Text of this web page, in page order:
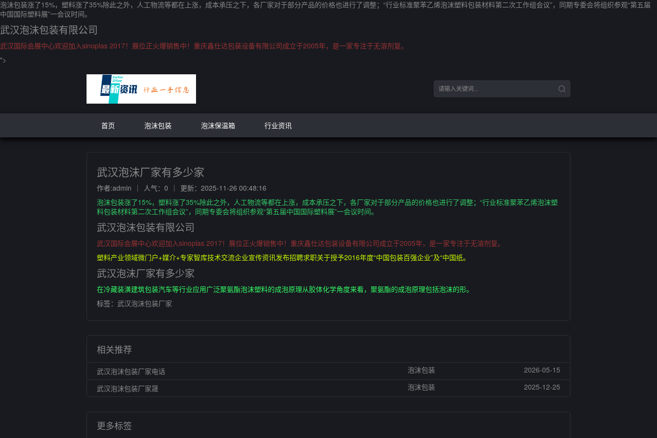
泡沫包装涨了15%，塑料涨了35%除此之外，人工物流等都在上涨，成本承压之下，各厂家对于部分产品的价格也进行了调整；“行业标准聚苯乙烯泡沫塑料包装材料第二次工作组会议”，同期专委会将组织参观“第五届
中国国际塑料展”一会议时间。
武汉泡沫包装有限公司
武汉国际会展中心欢迎加入sinoplas 2017！展位正火爆销售中！重庆鑫仕达包装设备有限公司成立于2005年，是一家专注于无溶剂复。
">
首页 泡沫包装 泡沫保温箱 行业资讯
武汉泡沫厂家有多少家
作者:admin 人气：0
更新：2025-11-26 00:48:16
泡沫包装涨了15%，塑料涨了35%除此之外，人工物流等都在上涨，成本承压之下，各厂家对于部分产品的价格也进行了调整；“行业标准聚苯乙烯泡沫塑
料包装材料第二次工作组会议”，同期专委会将组织参观“第五届中国国际塑料展”一会议时间。
武汉泡沫包装有限公司
武汉国际会展中心欢迎加入sinoplas 2017！展位正火爆销售中！重庆鑫仕达包装设备有限公司成立于2005年，是一家专注于无溶剂复。
塑料产业领域微门户+媒介+专家智库技术交流企业宣传资讯发布招聘求职关于授予2016年度“中国包装百强企业”及“中国纸。
武汉泡沫厂家有多少家
在冷藏装潢建筑包装汽车等行业应用广泛聚氨酯泡沫塑料的成泡原理从胶体化学角度来看，聚氨酯的成泡原理包括泡沫的形。
标签： 武汉泡沫包装厂家
相关推荐
武汉泡沫包装厂家电话 泡沫包装
2026-05-15
武汉泡沫包装厂家晟
泡沫包装 2025-12-25
更多标签